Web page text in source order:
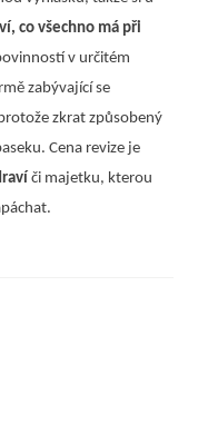
ví, co všechno má při
v určitém
zabývající se
zkrat způsobený
Cena revize je
či majetku, kterou